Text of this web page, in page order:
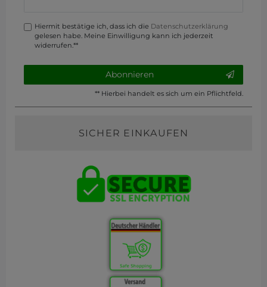
Hiermit bestätige ich, dass ich die Daten­schutz­erklärung
gelesen habe. Meine Einwilligung kann ich jederzeit
widerrufen.**
Abonnieren
** Hierbei handelt es sich um ein Pflichtfeld.
SICHER EINKAUFEN